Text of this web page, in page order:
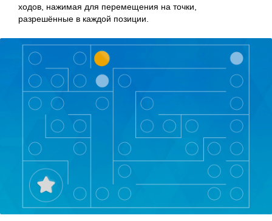
ходов, нажимая для перемещения на точки,
разрешённые в каждой позиции.